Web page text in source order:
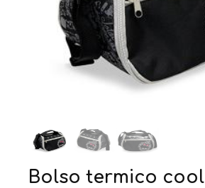
bolso termico cool